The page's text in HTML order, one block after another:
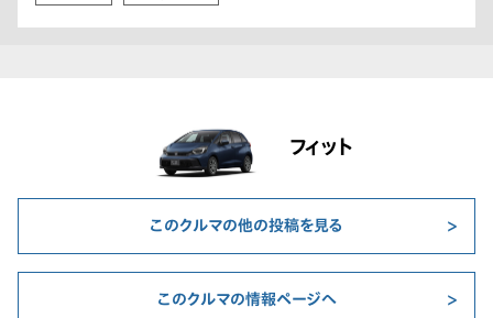
フィット
このクルマの他の投稿を見る
このクルマの情報ページへ